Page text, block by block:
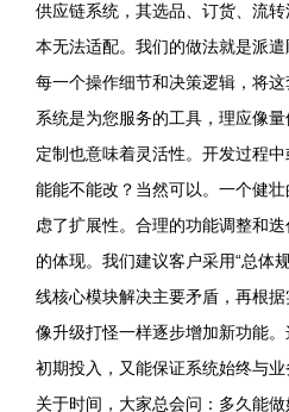
供应链系统，其选品、订货、流
本无法适配。我们的做法就是派
每一个操作细节和决策逻辑，将这
系统是为您服务的工具，理应像量
定制也意味着灵活性。开发过程
能能不能改？当然可以。一个健
虑了扩展性。合理的功能调整和
的体现。我们建议客户采用“总体
线核心模块解决主要矛盾，再根据
像升级打怪一样逐步增加新功能
初期投入，又能保证系统始终与业
关于时间，大家总会问：多久能